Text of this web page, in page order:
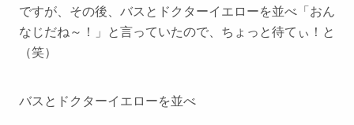
ですが、その後、バスとドクターイエローを並べ「おん
なじだね～！」と言っていたので、ちょっと待てぃ！と
（笑）
バスとドクターイエローを並べ